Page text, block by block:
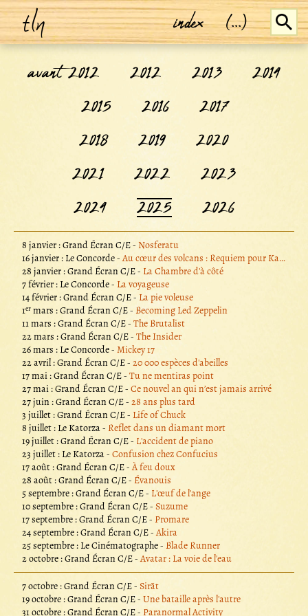
tln index (...)
avant 2012 2012 2013
2014
2015
2016
2017
2018
2019
2020
2021
2022
2023
2024
2025 2026
8 janvier : Grand Écran C/E - Nosferatu
16 janvier : Le Concorde -Au cœur des volcans : Requiem pour Katia et Maurice Krafft
28 janvier : Grand Écran C/E - La Chambre d'à côté
7 février : Le Concorde - La voyageuse
14 février : Grand Écran C/E - La pie voleuse
1er mars : Grand Écran C/E - Becoming Led Zeppelin
11 mars : Grand Écran C/E - The Brutalist
22 mars : Grand Écran C/E - The Insider
26 mars : Le Concorde - Mickey 17
22 avril : Grand Écran C/E - 20 000 espèces d'abeilles
17 mai : Grand Écran C/E - Tu ne mentiras point
27 mai : Grand Écran C/E - Ce nouvel an qui n’est jamais arrivé
27 juin : Grand Écran C/E - 28 ans plus tard
3 juillet : Grand Écran C/E - Life of Chuck
8 juillet : Le Katorza - Reflet dans un diamant mort
19 juillet : Grand Écran C/E - L'accident de piano
23 juillet : Le Katorza - Confusion chez Confucius
17 août : Grand Écran C/E -À feu doux
28 août : Grand Écran C/E - Évanouis
5 septembre : Grand Écran C/E - L'œuf de l'ange
10 septembre : Grand Écran C/E - Suzume
17 septembre : Grand Écran C/E - Promare
24 septembre : Grand Écran C/E -Akira
25 septembre : Le Cinématographe - Blade Runner
2 octobre : Grand Écran C/E -Avatar : La voie de l'eau
7 octobre : Grand Écran C/E - Sirāt
19 octobre : Grand Écran C/E - Une bataille après l'autre
31 octobre : Grand Écran C/E - Paranormal Activity